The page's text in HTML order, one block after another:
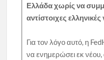
Ελλάδα χωρίς να
αντίστοιχες ελληνικές
Για τον λόγο αυτό, η
να ενημερώσει εκ